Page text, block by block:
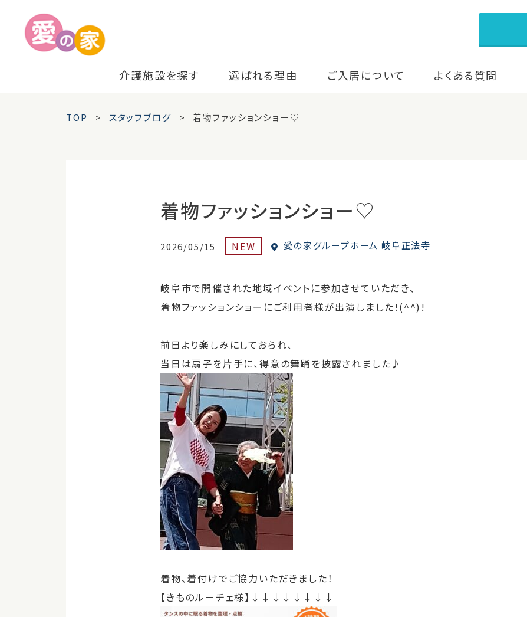
介護施設を探す 選ばれる理由 ご入居について よくある質問
TOP スタッフブログ 着物ファッションショー♡
着物ファッションショー♡
2026/05/15 NEW 愛の家グループホーム 岐阜正法寺
岐阜市で開催された地域イベントに参加させていただき、
着物ファッションショーにご利用者様が出演しました!(^^)!
前日より楽しみにしておられ、
当日は扇子を片手に、得意の舞踊を披露されました♪
着物、着付けでご協力いただきました！
【きものルーチェ様】↓↓↓↓↓↓↓↓